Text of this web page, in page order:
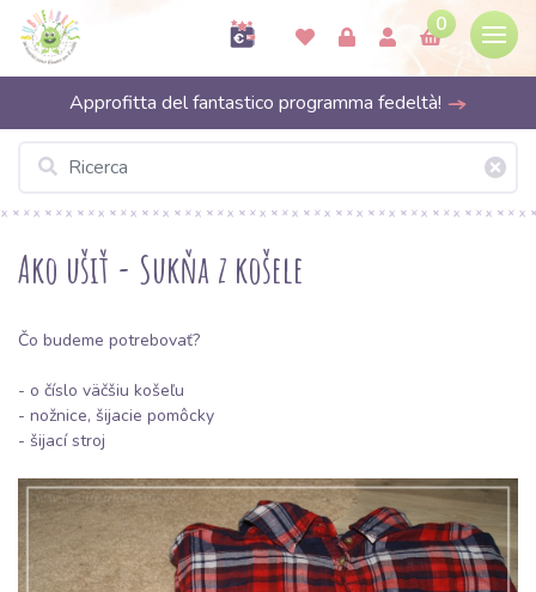
0
Approfitta del fantastico programma fedeltà!
Ako ušiť - Sukňa z košele
Čo budeme potrebovať?
- o číslo väčšiu košeľu
- nožnice, šijacie pomôcky
- šijací stroj